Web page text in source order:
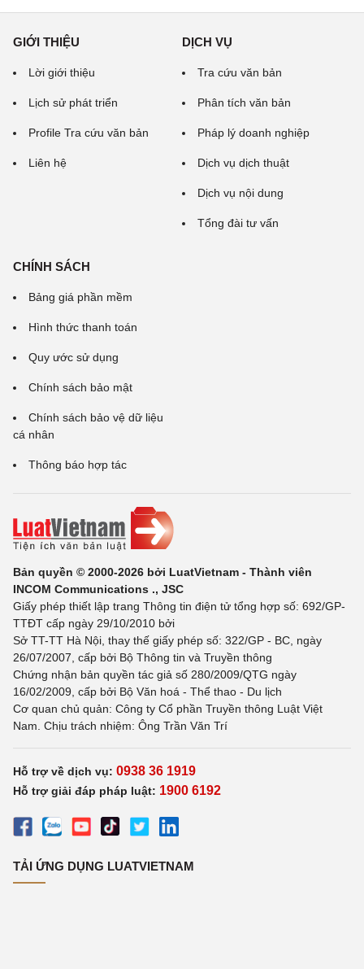
GIỚI THIỆU
Lời giới thiệu
Lịch sử phát triển
Profile Tra cứu văn bản
Liên hệ
DỊCH VỤ
Tra cứu văn bản
Phân tích văn bản
Pháp lý doanh nghiệp
Dịch vụ dịch thuật
Dịch vụ nội dung
Tổng đài tư vấn
CHÍNH SÁCH
Bảng giá phần mềm
Hình thức thanh toán
Quy ước sử dụng
Chính sách bảo mật
Chính sách bảo vệ dữ liệu
cá nhân
Thông báo hợp tác
Bản quyền © 2000-2026 bởi LuatVietnam - Thành viên
INCOM Communications ., JSC
Giấy phép thiết lập trang Thông tin điện tử tổng hợp số: 692/GP-
TTĐT cấp ngày 29/10/2010 bởi
Sở TT-TT Hà Nội, thay thế giấy phép số: 322/GP - BC, ngày
26/07/2007, cấp bởi Bộ Thông tin và Truyền thông
Chứng nhận bản quyền tác giả số 280/2009/QTG ngày
16/02/2009, cấp bởi Bộ Văn hoá - Thể thao - Du lịch
Cơ quan chủ quản: Công ty Cổ phần Truyền thông Luật Việt
Nam. Chịu trách nhiệm: Ông Trần Văn Trí
Hỗ trợ về dịch vụ: 0938 36 1919
Hỗ trợ giải đáp pháp luật: 1900 6192
TẢI ỨNG DỤNG LUATVIETNAM